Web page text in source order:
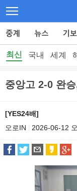
최신 국내 세계
중앙고 2-0 완
[YES24배]
오로IN
2026-06-12